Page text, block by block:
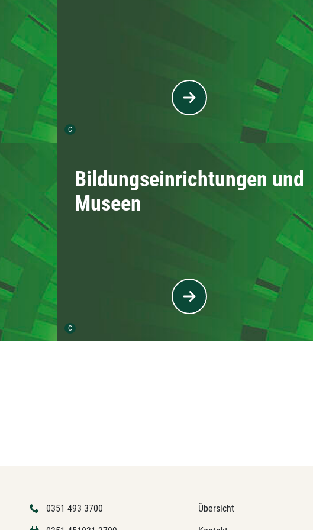
C
C
Bildungseinrichtungen und
Museen
0351 493 3700
Übersicht